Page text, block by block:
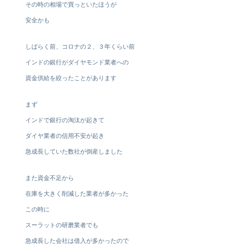
その時の相場で買っといたほうが
安全かも
しばらく前、コロナの２、３年くらい前
インドの銀行がダイヤモンド業者への
資金供給を絞ったことがあります
まず
インドで銀行の淘汰が起きて
ダイヤ業者の信用不安が起き
急成長していた数社が倒産しました
また資金不足から
在庫を大きく削減した業者が多かった
この時に
スーラットの研磨業者でも
急成長した会社は借入が多かったので